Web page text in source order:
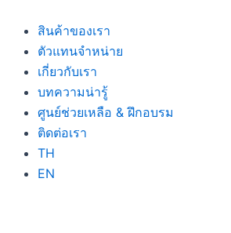
content
สินค้าของเรา
ตัวแทนจำหน่าย
เกี่ยวกับเรา
บทความน่ารู้
ศูนย์ช่วยเหลือ & ฝึกอบรม
ติดต่อเรา
TH
EN